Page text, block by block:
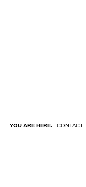
YOU ARE HERE: CONTACT